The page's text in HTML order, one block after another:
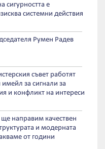
сигурността е
системни действия
Румен Радев
съвет работят
за сигнали за
и конфликт на интереси
направим качествен
и модерната
от години